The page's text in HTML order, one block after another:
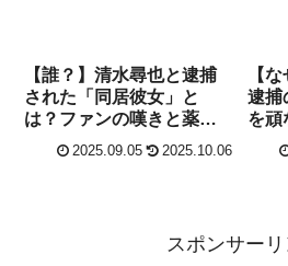
【誰？】清水尋也と逮捕
された「同居彼女」と
は？ファンの嘆きと薬物
共同所持の闇
2025.09.05 2025.10.06
【
逮捕
を頑
由
スポンサーリ